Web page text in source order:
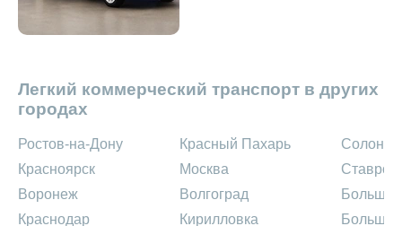
Легкий коммерческий транспорт в других
городах
Ростов-на-Дону
Красноярск
Воронеж
Краснодар
Красный Пахарь
Москва
Волгоград
Кирилловка
Солонцы